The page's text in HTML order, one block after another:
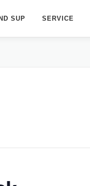
SUP SERVICE